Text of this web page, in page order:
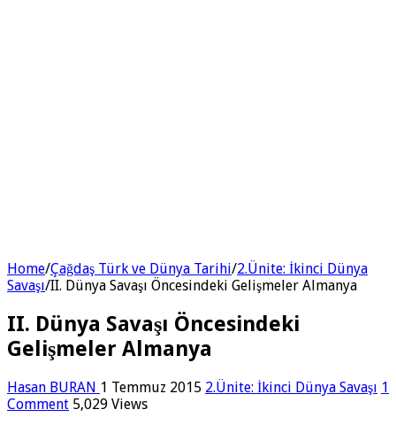
Home/Çağdaş Türk ve Dünya Tarihi/2.Ünite: İkinci Dünya
Savaşı/II. Dünya Savaşı Öncesindeki Gelişmeler Almanya
II. Dünya Savaşı Öncesindeki
Gelişmeler Almanya
Hasan BURAN 1 Temmuz 2015 2.Ünite: İkinci Dünya Savaşı 1
Comment 5,029 Views